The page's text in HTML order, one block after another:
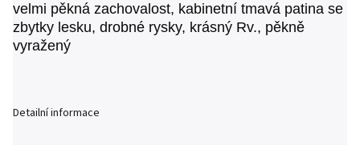
velmi pěkná zachovalost, kabinetní tmavá patina se
zbytky lesku, drobné rysky, krásný Rv., pěkně
vyražený
Detailní informace